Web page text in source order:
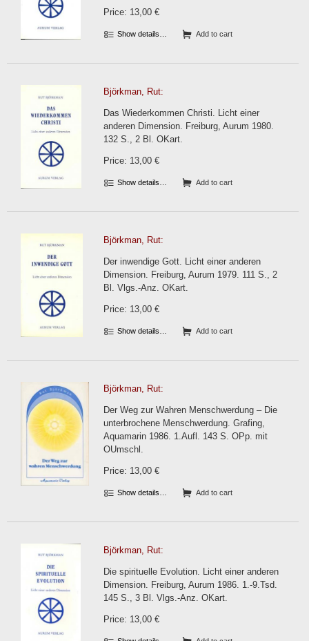
Price: 13,00 €
Show details… Add to cart
Björkman, Rut:
Das Wiederkommen Christi. Licht einer
anderen Dimension. Freiburg, Aurum 1980.
132 S., 2 Bl. OKart.
Price: 13,00 €
Show details… Add to cart
Björkman, Rut:
Der inwendige Gott. Licht einer anderen
Dimension. Freiburg, Aurum 1979. 111 S., 2
Bl. Vlgs.-Anz. OKart.
Price: 13,00 €
Show details… Add to cart
Björkman, Rut:
Der Weg zur Wahren Menschwerdung – Die
unterbrochene Menschwerdung. Grafing,
Aquamarin 1986. 1.Aufl. 143 S. OPp. mit
OUmschl.
Price: 13,00 €
Show details… Add to cart
Björkman, Rut:
Die spirituelle Evolution. Licht einer anderen
Dimension. Freiburg, Aurum 1986. 1.-9.Tsd.
145 S., 3 Bl. Vlgs.-Anz. OKart.
Price: 13,00 €